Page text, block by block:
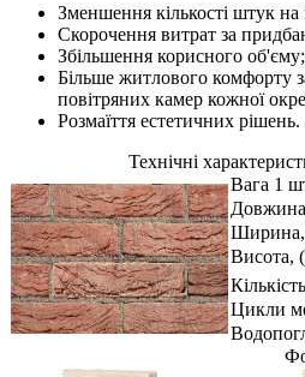
Зменшення кількості штук
Скорочення витрат за
Збільшення корисного об'єму;
Більше житлового комфорту
повітряних камер кожної
Розмаїття естетичних рішень.
Технічні
Вага 1
Висота,
Цикли